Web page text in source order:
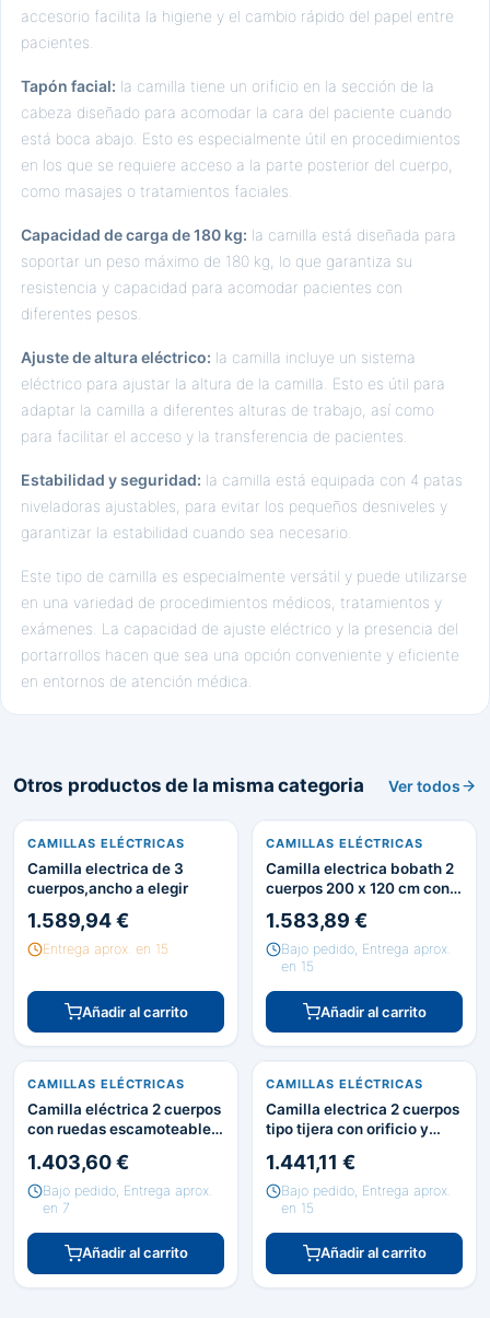
accesorio facilita la higiene y el cambio rápido del papel entre
pacientes.
Tapón facial: la camilla tiene un orificio en la sección de la
cabeza diseñado para acomodar la cara del paciente cuando
está boca abajo. Esto es especialmente útil en procedimientos
en los que se requiere acceso a la parte posterior del cuerpo,
como masajes o tratamientos faciales.
Capacidad de carga de 180 kg: la camilla está diseñada para
soportar un peso máximo de 180 kg, lo que garantiza su
resistencia y capacidad para acomodar pacientes con
diferentes pesos.
Ajuste de altura eléctrico: la camilla incluye un sistema
eléctrico para ajustar la altura de la camilla. Esto es útil para
adaptar la camilla a diferentes alturas de trabajo, así como
para facilitar el acceso y la transferencia de pacientes.
Estabilidad y seguridad: la camilla está equipada con 4 patas
niveladoras ajustables, para evitar los pequeños desniveles y
garantizar la estabilidad cuando sea necesario.
Este tipo de camilla es especialmente versátil y puede utilizarse
en una variedad de procedimientos médicos, tratamientos y
exámenes. La capacidad de ajuste eléctrico y la presencia del
portarrollos hacen que sea una opción conveniente y eficiente
en entornos de atención médica.
Otros productos de la misma categoria Ver todos
CAMILLAS ELÉCTRICAS
Camilla electrica de 3
cuerpos,ancho a elegir
1.589,94 €
Entrega aprox. en 15
Añadir al carrito
CAMILLAS ELÉCTRICAS
Camilla electrica bobath 2
cuerpos 200 x 120 cm con
1.583,89 €
Bajo pedido, Entrega aprox.
en 15
Añadir al carrito
CAMILLAS ELÉCTRICAS
Camilla eléctrica 2 cuerpos
con ruedas escamoteables.
1.403,60 €
Bajo pedido, Entrega aprox.
en 7
Añadir al carrito
CAMILLAS ELÉCTRICAS
Camilla electrica 2 cuerpos
tipo tijera con orificio y
1.441,11 €
Bajo pedido, Entrega aprox.
en 15
Añadir al carrito